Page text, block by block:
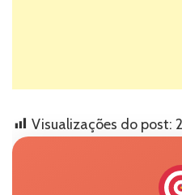
Visualizações do post: